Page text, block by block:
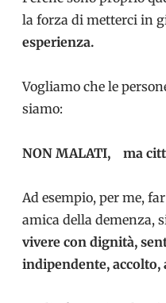
la forza di metterci in
esperienza.
Vogliamo che le
siamo:
NON MALATI, ma
Ad esempio, per me,
amica della demenza,
vivere con dignità,
indipendente, accolto,